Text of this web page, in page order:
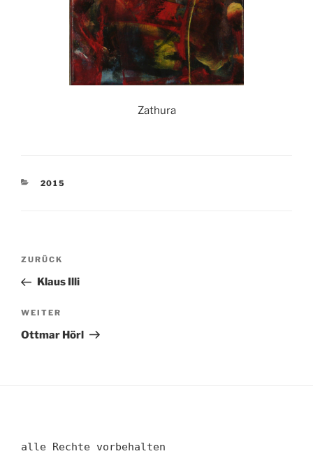
Zathura
KATEGORIEN
2015
Beitragsnavigation
Vorheriger
Beitrag
ZURÜCK
Klaus Illi
Nächster
Beitrag
WEITER
Ottmar Hörl
alle Rechte vorbehalten